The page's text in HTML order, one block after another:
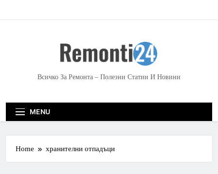
e
Всичко За Ремонта – Полезни Статии И Новини
MENU
Home хранителни отпадъци